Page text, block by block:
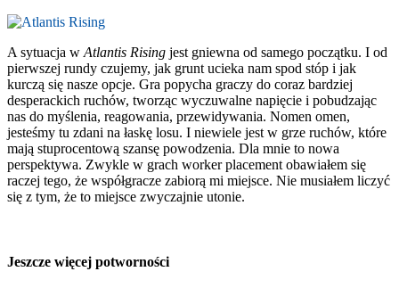
A sytuacja w Atlantis Rising jest gniewna od samego początku. I od
pierwszej rundy czujemy, jak grunt ucieka nam spod stóp i jak
kurczą się nasze opcje. Gra popycha graczy do coraz bardziej
desperackich ruchów, tworząc wyczuwalne napięcie i pobudzając
nas do myślenia, reagowania, przewidywania. Nomen omen,
jesteśmy tu zdani na łaskę losu. I niewiele jest w grze ruchów, które
mają stuprocentową szansę powodzenia. Dla mnie to nowa
perspektywa. Zwykle w grach worker placement obawiałem się
raczej tego, że współgracze zabiorą mi miejsce. Nie musiałem liczyć
się z tym, że to miejsce zwyczajnie utonie.
Jeszcze więcej potworności